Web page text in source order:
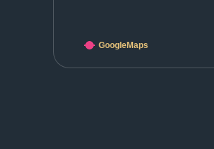
GoogleMaps